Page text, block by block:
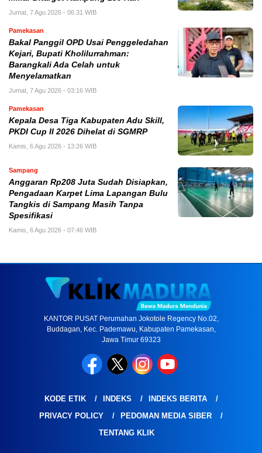
Jumat, 7 Agu 2026 - 06:31 WIB
Pamekasan
Bakal Panggil OPD Usai Penggeledahan
Kejari, Bupati Kholilurrahman:
Barangkali Ada Celah untuk
Menyelamatkan
Jumat, 7 Agu 2026 - 03:16 WIB
Pamekasan
Kepala Desa Tiga Kabupaten Adu Skill,
PKDI Cup II 2026 Dihelat di SGMRP
Kamis, 6 Agu 2026 - 13:26 WIB
Sampang
Anggaran Rp208 Juta Sudah Disiapkan,
Pengadaan Karpet Lima Lapangan Bulu
Tangkis di Sampang Masih Tanpa
Spesifikasi
Kamis, 6 Agu 2026 - 07:46 WIB
KANTOR PUSAT Perumahan Jokotole Regency No.02,
Buddagan, Kec. Pademawu, Kabupaten Pamekasan,
Jawa Timur 69323
KODE ETIK INDEKS
INDEKS BERITA
PRIVACY POLICY
PEDOMAN MEDIA SIBER
TENTANG KLIK